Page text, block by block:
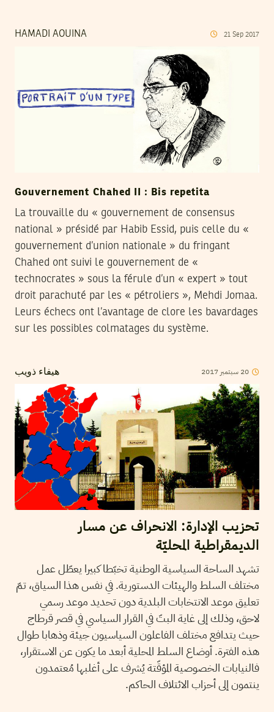
HAMADI AOUINA 21 Sep 2017
Gouvernement Chahed II : Bis repetita
La trouvaille du « gouvernement de consensus
national » présidé par Habib Essid, puis celle du «
gouvernement d’union nationale » du fringant
Chahed ont suivi le gouvernement de «
technocrates » sous la férule d’un « expert » tout
droit parachuté par les « pétroliers », Mehdi Jomaa.
Leurs échecs ont l’avantage de clore les bavardages
sur les possibles colmatages du système.
هيفاء ذويب 20 سبتمبر 2017
تحزيب الإدارة: الانحراف عن مسار
الديمقراطية المحليّة
تشهد الساحة السياسية الوطنية تخبّطا كبيرا يعطّل عمل
مختلف السلط والهيئات الدستورية. في نفس هذا السياق، تمّ
تعليق موعد الانتخابات البلدية دون تحديد موعد رسمي
لاحق، وذلك إلى غاية البتّ في القرار السياسي في قصر قرطاج
حيث يتدافع مختلف الفاعلون السياسيون جيئة وذهابا طوال
هذه الفترة. أوضاع السلط المحلية أبعد ما يكون عن الاستقرار،
فالنيابات الخصوصية المؤقّتة يُشرف على أغلبها مُعتمدون
ينتمون إلى أحزاب الائتلاف الحاكم.